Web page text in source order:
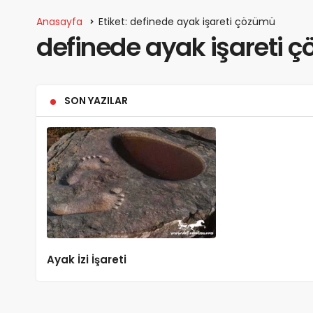
Anasayfa Etiket: definede ayak işareti çözümü
definede ayak işareti
SON YAZILAR
Ayak İzi İşareti